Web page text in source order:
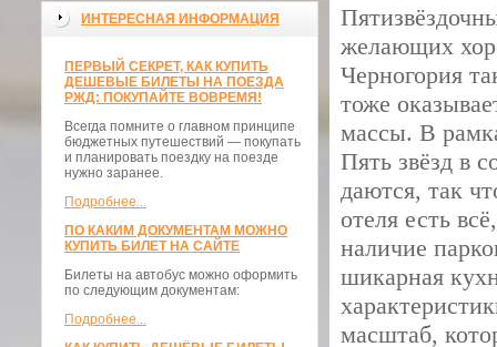
ИНТЕРЕСНАЯ ИНФОРМАЦИЯ
ПЕРВЫЙ СЕКРЕТ, КАК КУПИТЬ
ДЕШЕВЫЕ БИЛЕТЫ НА ПОЕЗДА
РЖД: ПОКУПАЙТЕ ВОВРЕМЯ!
Всегда помните о главном принципе
бюджетных путешествий — покупать
и планировать поездку на поезде
нужно заранее.
Подробнее...
ПО КАКИМ ДОКУМЕНТАМ МОЖНО
КУПИТЬ БИЛЕТ НА САЙТЕ
Билеты на автобус можно оформить
по следующим документам:
Подробнее...
желающих
Черногория
тоже
массы. В
Пять звёзд в
даются, так
отеля есть
наличие
шикарная
масштаб,